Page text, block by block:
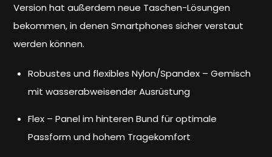
Version hat außerdem neue Taschen-Lösungen
bekommen, in denen Smartphones sicher verstaut
werden können.
Robustes und flexibles Nylon/Spandex – Gemisch
mit wasserabweisender Ausrüstung
Flex – Panel im hinteren Bund für optimale
Passform und hohem Tragekomfort